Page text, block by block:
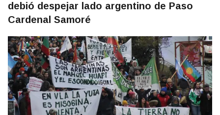
debió despejar lado argentino de Paso
Cardenal Samoré